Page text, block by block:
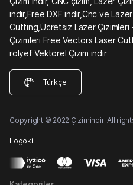
indir,Free DXF indir,Cnc ve
Cutting,Ücretsiz Lazer
Çizimleri Free Vectors Laser
rölyef Vektörel Çizim indir
Türkçe
Copyright © 2022 Çizimindir. All
Logoki